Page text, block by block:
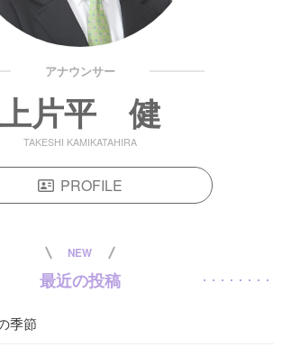
アナウンサー
上片平 健
TAKESHI KAMIKATAHIRA
PROFILE
NEW
最近の投稿
季節